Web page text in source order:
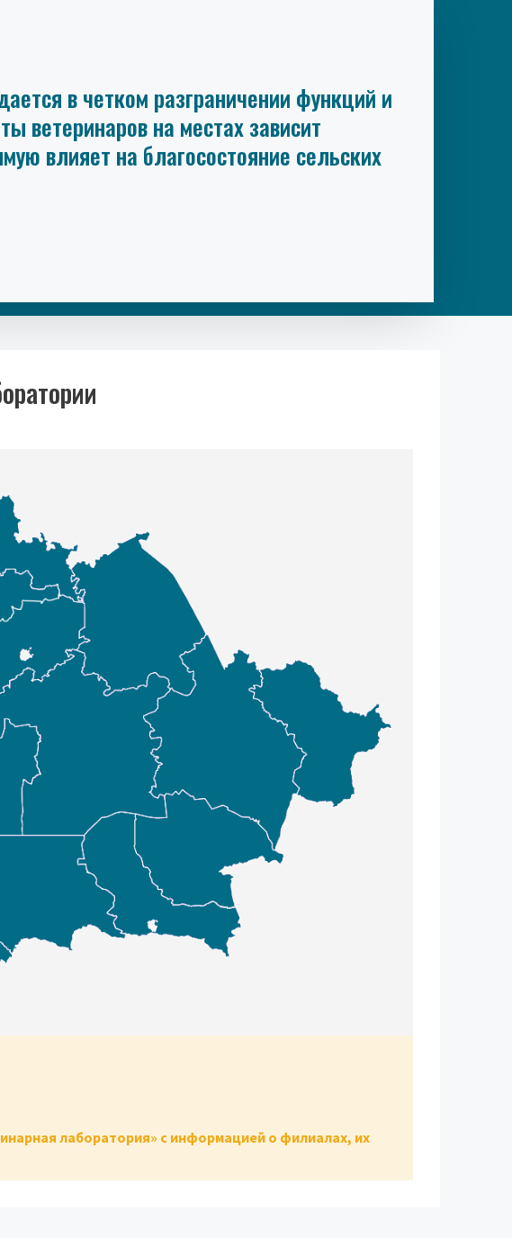
в четком разграничении функций и
ветеринаров на местах зависит
влияет на благосостояние сельских
лаборатория» с информацией о филиалах, их